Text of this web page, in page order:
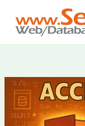
Inhalt
springen